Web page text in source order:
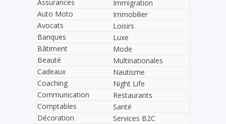
Assurances
Auto Moto
Avocats
Banques
Bâtiment
Beauté
Cadeaux
Coaching
Communication
Comptables
Décoration
Immigration
Immobilier
Loisirs
Luxe
Mode
Multinationales
Nautisme
Night Life
Restaurants
Santé
Services B2C